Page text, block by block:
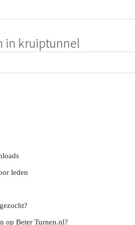
in kruiptunnel
leden
op Beter Turnen.nl?